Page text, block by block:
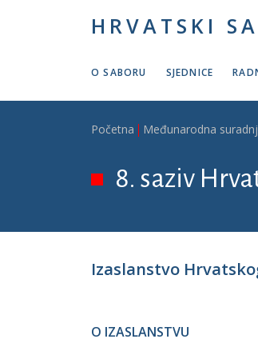
HRVATSKI
O SABORU SJEDNICE
Breadcrumb
Početna Međunarodna
8. saziv
Izaslanstvo
O IZASLANSTVU